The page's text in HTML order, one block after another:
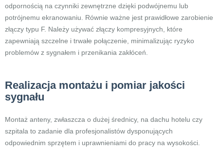
odpornością na czynniki zewnętrzne dzięki podwójnemu lub
potrójnemu ekranowaniu. Równie ważne jest prawidłowe zarobienie
złączy typu F. Należy używać złączy kompresyjnych, które
zapewniają szczelne i trwałe połączenie, minimalizując ryzyko
problemów z sygnałem i przenikania zakłóceń.
Realizacja montażu i pomiar jakości
sygnału
Montaż anteny, zwłaszcza o dużej średnicy, na dachu hotelu czy
szpitala to zadanie dla profesjonalistów dysponujących
odpowiednim sprzętem i uprawnieniami do pracy na wysokości.